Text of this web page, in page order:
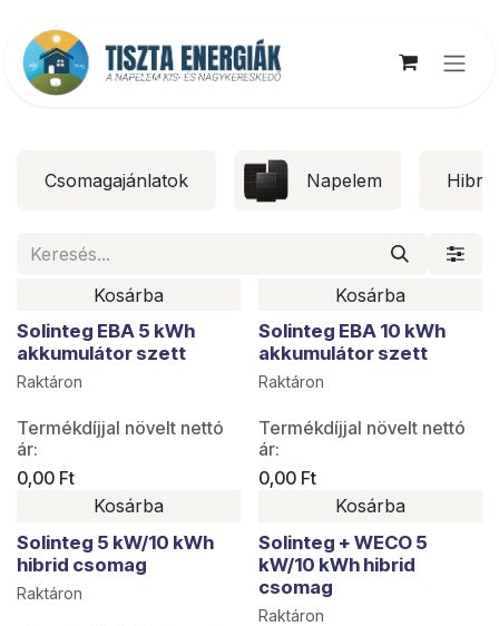
Csomagajánlatok Napelem
Solinteg EBA 5 kWh
akkumulátor szett
Raktáron
Kosárba
Termékdíjjal növelt nettó
ár:
0,00 Ft
Solinteg EBA 10 kWh
akkumulátor szett
Raktáron
Kosárba
Termékdíjjal növelt nettó
ár:
0,00Ft
Solinteg 5 kW/10 kWh
hibrid csomag
Raktáron
Kosárba
Solinteg + WECO 5
kW/10 kWh hibrid
csomag
Raktáron
Kosárba